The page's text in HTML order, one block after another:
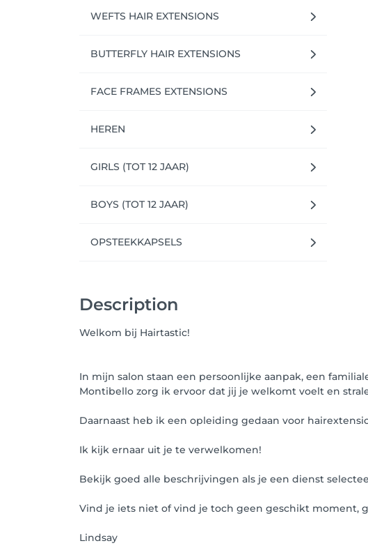
WEFTS HAIR EXTENSIONS
BUTTERFLY HAIR EXTENSIONS
FACE FRAMES EXTENSIONS
HEREN
GIRLS (TOT 12 JAAR)
BOYS (TOT 12 JAAR)
OPSTEEKKAPSELS
Description
Welkom bij Hairtastic!
In mijn salon staan een persoonlijke aanpak, een
Montibello zorg ik ervoor dat jij je welkomt voelt en
Daarnaast heb ik een opleiding gedaan voor
Ik kijk ernaar uit je te verwelkomen!
Bekijk goed alle beschrijvingen als je een dienst
Vind je iets niet of vind je toch geen geschikt moment,
Lindsay